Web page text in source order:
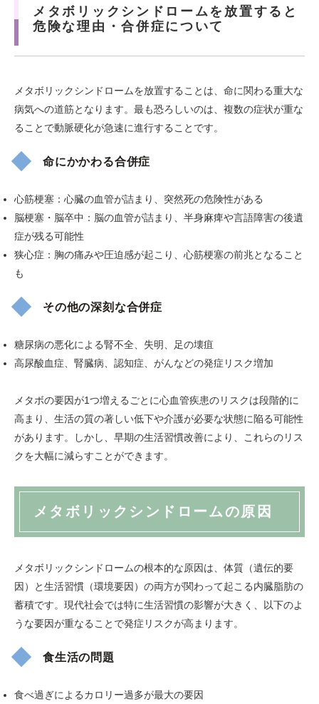
メタボリックシンドロームを放置すると
危険な理由・合併症について
メタボリックシンドロームを放置することは、命に関わる重大な
病気への道筋となります。最も恐ろしいのは、複数の症状が重な
ることで動脈硬化が急速に進行することです。
命にかかわる合併症
心筋梗塞：心臓の血管が詰まり、突然死の危険性がある
脳梗塞・脳卒中：脳の血管が詰まり、半身麻痺や言語障害の後遺
症が残る可能性
狭心症：胸の痛みや圧迫感が起こり、心筋梗塞の前兆となること
も
その他の深刻な合併症
糖尿病の悪化による腎不全、失明、足の壊疽
高尿酸血症、腎臓病、認知症、がんなどの発症リスク増加
メタボの要因が1つ増えるごとに心血管疾患のリスクは段階的に
高まり、生活の質の著しい低下や介護が必要な状態に陥る可能性
があります。しかし、早期の生活習慣改善により、これらのリス
クを大幅に減らすことができます。
メタボリックシンドロームの原因
メタボリックシンドロームの根本的な原因は、体質（遺伝的要
因）と生活習慣（環境要因）の両方が関わって起こる内臓脂肪の
蓄積です。現代社会では特に生活習慣の影響が大きく、以下のよ
うな要因が重なることで発症リスクが高まります。
食生活の問題
食べ過ぎによるカロリー過多が最大の要因